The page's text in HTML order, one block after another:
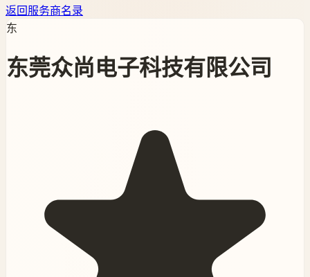
返回服务商名录
东
东莞众尚电子科技有限公司